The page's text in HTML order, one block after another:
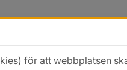
för att webbplatsen